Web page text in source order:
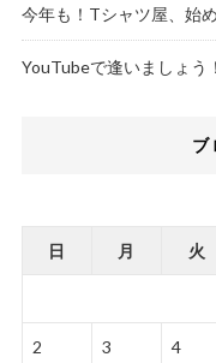
今年も！Tシャツ屋、始
YouTubeで逢いましょう
ブ
日
月 火
2 3 4